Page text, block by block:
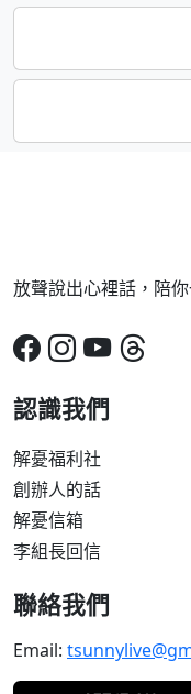
放聲說出心裡話，陪
認識我們
解憂福利社
創辦人的話
解憂信箱
李組長回信
聯絡我們
Email: